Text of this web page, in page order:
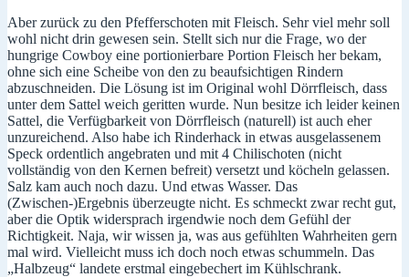
Aber zurück zu den Pfefferschoten mit Fleisch. Sehr viel mehr soll
wohl nicht drin gewesen sein. Stellt sich nur die Frage, wo der
hungrige Cowboy eine portionierbare Portion Fleisch her bekam,
ohne sich eine Scheibe von den zu beaufsichtigen Rindern
abzuschneiden. Die Lösung ist im Original wohl Dörrfleisch, dass
unter dem Sattel weich geritten wurde. Nun besitze ich leider keinen
Sattel, die Verfügbarkeit von Dörrfleisch (naturell) ist auch eher
unzureichend. Also habe ich Rinderhack in etwas ausgelassenem
Speck ordentlich angebraten und mit 4 Chilischoten (nicht
vollständig von den Kernen befreit) versetzt und köcheln gelassen.
Salz kam auch noch dazu. Und etwas Wasser. Das
(Zwischen-)Ergebnis überzeugte nicht. Es schmeckt zwar recht gut,
aber die Optik widersprach irgendwie noch dem Gefühl der
Richtigkeit. Naja, wir wissen ja, was aus gefühlten Wahrheiten gern
mal wird. Vielleicht muss ich doch noch etwas schummeln. Das
„Halbzeug“ landete erstmal eingebechert im Kühlschrank.